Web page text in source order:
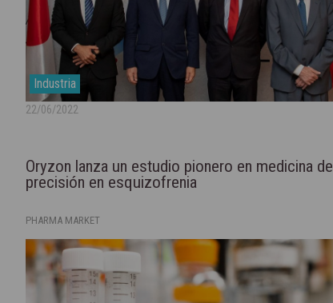
Industria
22/06/2022
Oryzon lanza un estudio pionero en medicina de
precisión en esquizofrenia
PHARMA MARKET